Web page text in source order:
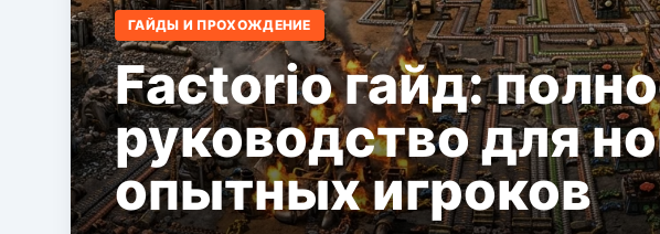
ГАЙДЫ И ПРОХОЖДЕНИЕ
Factorio гайд:
руководство для
опытных игроков